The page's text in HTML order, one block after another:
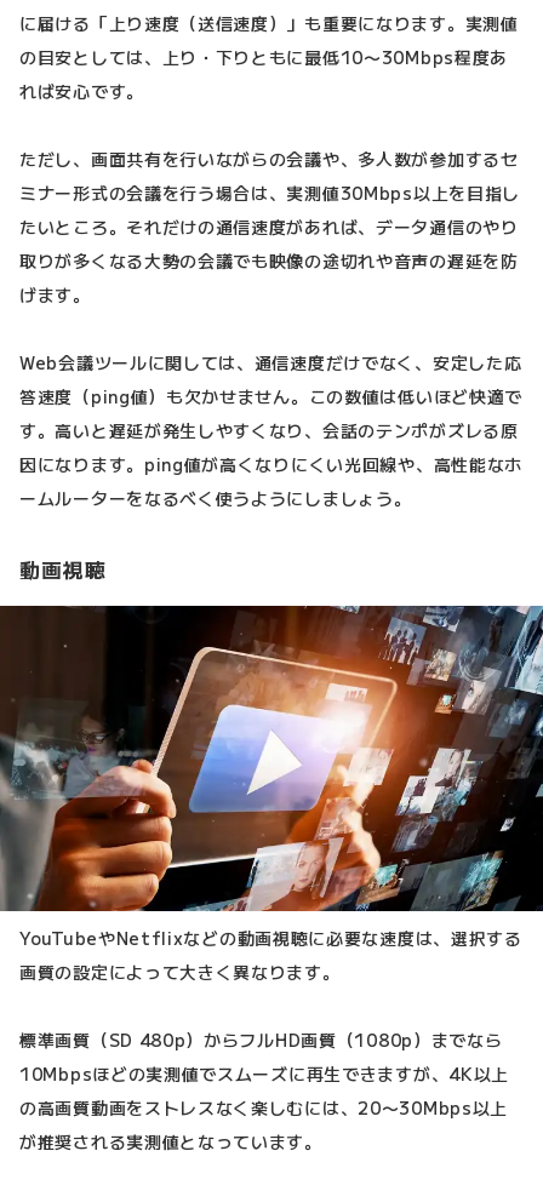
に届ける「上り速度（送信速度）」も重要になります。実測値
の目安としては、上り・下りともに最低10〜30Mbps程度あ
れば安心です。
ただし、画面共有を行いながらの会議や、多人数が参加するセ
ミナー形式の会議を行う場合は、実測値30Mbps以上を目指し
たいところ。それだけの通信速度があれば、データ通信のやり
取りが多くなる大勢の会議でも映像の途切れや音声の遅延を防
げます。
Web会議ツールに関しては、通信速度だけでなく、安定した応
答速度（ping値）も欠かせません。この数値は低いほど快適で
す。高いと遅延が発生しやすくなり、会話のテンポがズレる原
因になります。ping値が高くなりにくい光回線や、高性能なホ
ームルーターをなるべく使うようにしましょう。
動画視聴
YouTubeやNetflixなどの動画視聴に必要な速度は、選択する
画質の設定によって大きく異なります。
標準画質（SD 480p）からフルHD画質（1080p）までなら
10Mbpsほどの実測値でスムーズに再生できますが、4K以上
の高画質動画をストレスなく楽しむには、20〜30Mbps以上
が推奨される実測値となっています。